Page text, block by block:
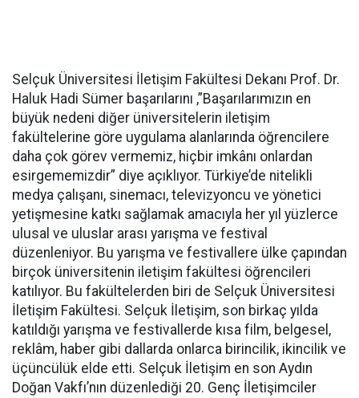
Selçuk Üniversitesi İletişim Fakültesi Dekanı Prof. Dr.
Haluk Hadi Sümer başarılarını ,”Başarılarımızın en
büyük nedeni diğer üniversitelerin iletişim
fakültelerine göre uygulama alanlarında öğrencilere
daha çok görev vermemiz, hiçbir imkânı onlardan
esirgememizdir” diye açıklıyor. Türkiye’de nitelikli
medya çalışanı, sinemacı, televizyoncu ve yönetici
yetişmesine katkı sağlamak amacıyla her yıl yüzlerce
ulusal ve uluslar arası yarışma ve festival
düzenleniyor. Bu yarışma ve festivallere ülke çapından
birçok üniversitenin iletişim fakültesi öğrencileri
katılıyor. Bu fakültelerden biri de Selçuk Üniversitesi
İletişim Fakültesi. Selçuk İletişim, son birkaç yılda
katıldığı yarışma ve festivallerde kısa film, belgesel,
reklâm, haber gibi dallarda onlarca birincilik, ikincilik ve
üçüncülük elde etti. Selçuk İletişim en son Aydın
Doğan Vakfı’nın düzenlediği 20. Genç İletişimciler